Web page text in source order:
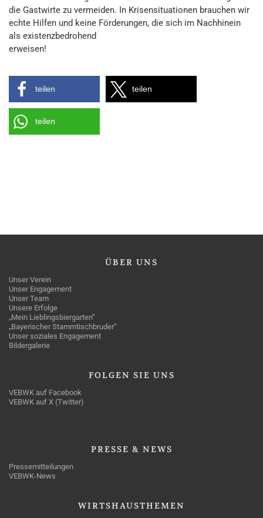
die Gastwirte zu vermeiden. In Krisensituationen brauchen wir
echte Hilfen und keine Förderungen, die sich im Nachhinein
als existenzbedrohend
erweisen!
teilen teilen
teilen
ÜBER UNS
Unser Verein
Unser Engagement
Unser Team
Unsere Erfolge
„Mein Lieblingsbiergarten“
„Bayerischer Stammtischbruder“
Unser soziales Engagement
Bildergalerie
FOLGEN SIE UNS
VEBWK auf Facebook
VEBWK auf X (Twitter)
PRESSE & NEWS
Pressemitteilungen
VEBWK-News
WIRTSHAUSTHEMEN